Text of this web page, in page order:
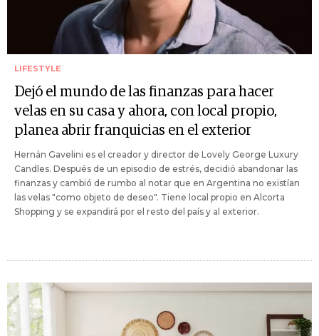
LIFESTYLE
Dejó el mundo de las finanzas para hacer
velas en su casa y ahora, con local propio,
planea abrir franquicias en el exterior
Hernán Gavelini es el creador y director de Lovely George Luxury
Candles. Después de un episodio de estrés, decidió abandonar las
finanzas y cambió de rumbo al notar que en Argentina no existían
las velas "como objeto de deseo". Tiene local propio en Alcorta
Shopping y se expandirá por el resto del país y al exterior.